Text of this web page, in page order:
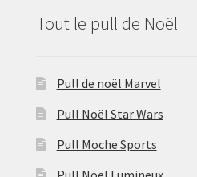
Tout le pull de Noël
Pull de noël Marvel
Pull Noël Star Wars
Pull Moche Sports